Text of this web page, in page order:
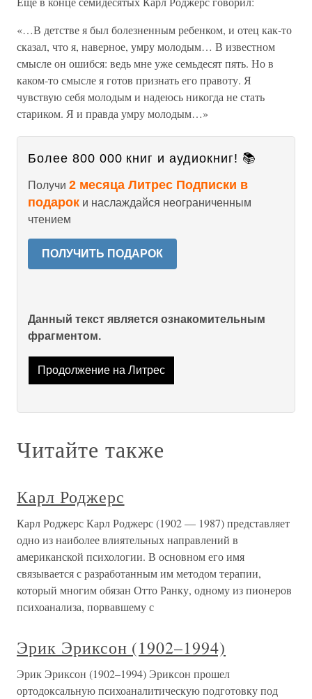
«…В детстве я был болезненным ребенком, и отец как-то
сказал, что я, наверное, умру молодым… В известном
смысле он ошибся: ведь мне уже семьдесят пять. Но в
каком-то смысле я готов признать его правоту. Я
чувствую себя молодым и надеюсь никогда не стать
стариком. Я и правда умру молодым…»
Более 800 000 книг и аудиокниг! 📚
Получи 2 месяца Литрес Подписки в
подарок и наслаждайся неограниченным
чтением
ПОЛУЧИТЬ ПОДАРОК
Данный текст является ознакомительным
фрагментом.
Продолжение на Литрес
Читайте также
Карл Роджерс
Карл Роджерс Карл Роджерс (1902 — 1987) представляет
одно из наиболее влиятельных направлений в
американской психологии. В основном его имя
связывается с разработанным им методом терапии,
который многим обязан Отто Ранку, одному из пионеров
психоанализа, порвавшему с
Эрик Эриксон (1902–1994)
Эрик Эриксон (1902–1994) Эриксон прошел
ортодоксальную психоаналитическую подготовку под